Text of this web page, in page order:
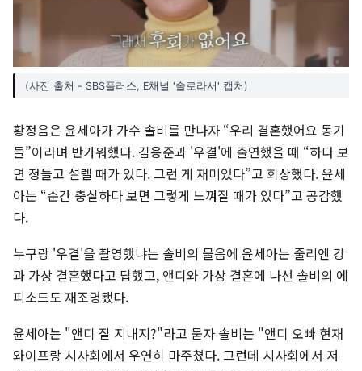
(사진 출처 - SBS플러스, E채널 '솔로라서' 캡처)
황정음은 윤세아가 가수 솔비를 만나자 “우리 결혼했어요 동기
들”이라며 반가워했다. 김용준과 '우결'에 출연했을 때 “하다 보
면 정들고 설렐 때가 있다. 그런 게 재미있다”고 회상했다. 윤세
아는 “순간 충실하다 보면 그렇게 느껴질 때가 있다”고 공감했
다.
누구랑 '우결'을 촬영했냐는 솔비의 물음에 윤세아는 줄리엔 강
과 가상 결혼했다고 답했고, 앤디와 가상 결혼에 나선 솔비의 에
피소드도 재조명됐다.
윤세아는 "앤디 잘 지내지?"라고 묻자 솔비는 "앤디 오빠 현재
와이프랑 시사회에서 우연히 마주쳤다. 그런데 시사회에서 저